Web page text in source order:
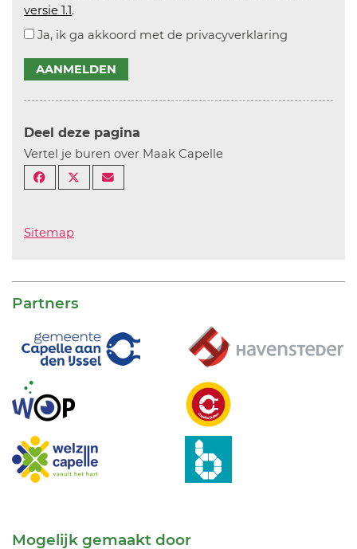
versie 1.1.
Ja, ik ga akkoord met de privacyverklaring
AANMELDEN
Deel deze pagina
Vertel je buren over Maak Capelle
Sitemap
Partners
Mogelijk gemaakt door